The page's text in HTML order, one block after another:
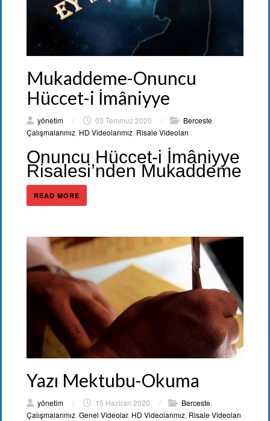
Mukaddeme-Onuncu
Hüccet-i İmâniyye
yönetim / 03 Temmuz 2020 / Berceste
Çalışmalarımız HD Videolarımız Risale Videoları
Onuncu Hüccet-i İmâniyye
Risalesi’nden Mukaddeme
READ MORE
Yazı Mektubu-Okuma
yönetim / 15 Haziran 2020 / Berceste
Çalışmalarımız Genel Videolar, HD Videolarımız Risale Videoları